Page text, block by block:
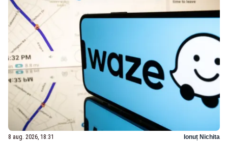
8 aug. 2026, 18:31 Ionuț Nichita